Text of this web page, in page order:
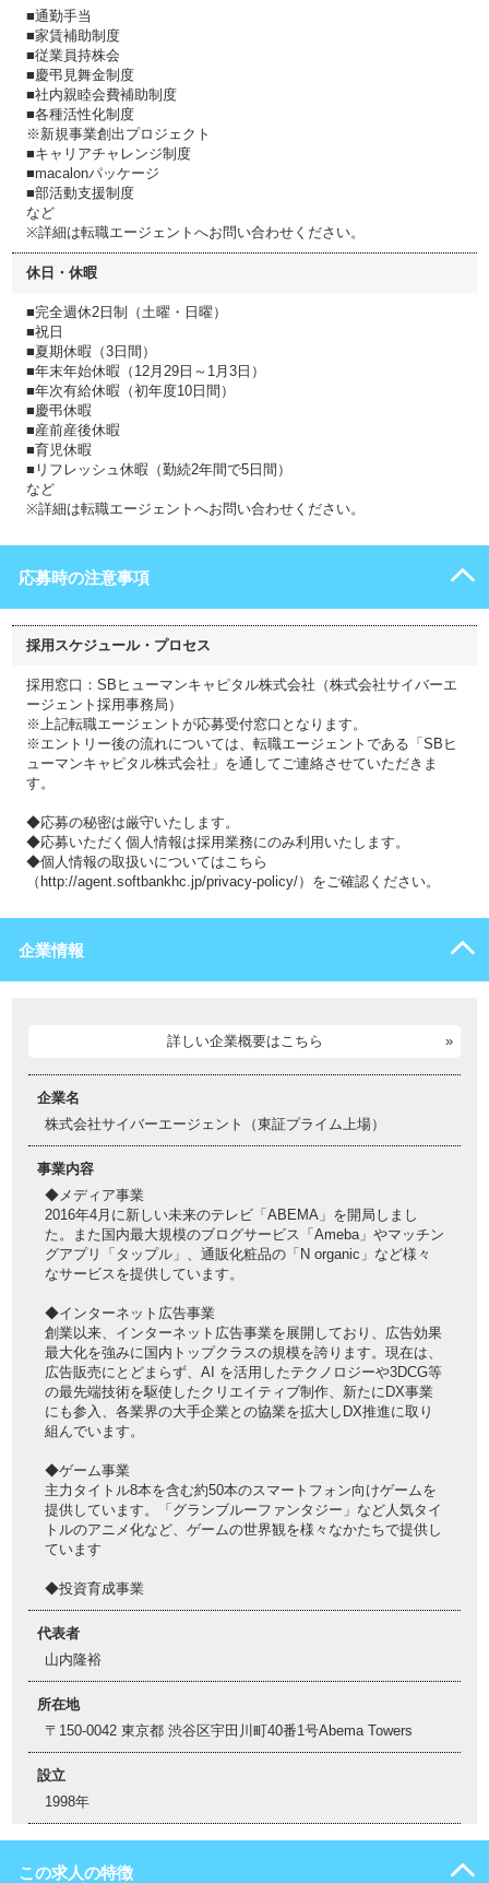
■通勤手当
■家賃補助制度
■従業員持株会
■慶弔見舞金制度
■社内親睦会費補助制度
■各種活性化制度
※新規事業創出プロジェクト
■キャリアチャレンジ制度
■macalonパッケージ
■部活動支援制度
など
※詳細は転職エージェントへお問い合わせください。
休日・休暇
■完全週休2日制（土曜・日曜）
■祝日
■夏期休暇（3日間）
■年末年始休暇（12月29日～1月3日）
■年次有給休暇（初年度10日間）
■慶弔休暇
■産前産後休暇
■育児休暇
■リフレッシュ休暇（勤続2年間で5日間）
など
※詳細は転職エージェントへお問い合わせください。
応募時の注意事項
採用スケジュール・プロセス
採用窓口：SBヒューマンキャピタル株式会社（株式会社サイバーエ
ージェント採用事務局）
※上記転職エージェントが応募受付窓口となります。
※エントリー後の流れについては、転職エージェントである「SBヒ
ューマンキャピタル株式会社」を通してご連絡させていただきま
す。
◆応募の秘密は厳守いたします。
◆応募いただく個人情報は採用業務にのみ利用いたします。
◆個人情報の取扱いについてはこちら
（http://agent.softbankhc.jp/privacy-policy/）をご確認ください。
企業情報
詳しい企業概要はこちら
企業名
株式会社サイバーエージェント（東証プライム上場）
事業内容
◆メディア事業
2016年4月に新しい未来のテレビ「ABEMA」を開局しまし
た。また国内最大規模のブログサービス「Ameba」やマッチン
グアプリ「タップル」、通販化粧品の「N organic」など様々
なサービスを提供しています。
◆インターネット広告事業
創業以来、インターネット広告事業を展開しており、広告効果
最大化を強みに国内トップクラスの規模を誇ります。現在は、
広告販売にとどまらず、AI を活用したテクノロジーや3DCG等
の最先端技術を駆使したクリエイティブ制作、新たにDX事業
にも参入、各業界の大手企業との協業を拡大しDX推進に取り
組んでいます。
◆ゲーム事業
主力タイトル8本を含む約50本のスマートフォン向けゲームを
提供しています。「グランブルーファンタジー」など人気タイ
トルのアニメ化など、ゲームの世界観を様々なかたちで提供し
ています
◆投資育成事業
代表者
山内隆裕
所在地
〒150-0042 東京都 渋谷区宇田川町40番1号Abema Towers
設立
1998年
この求人の特徴